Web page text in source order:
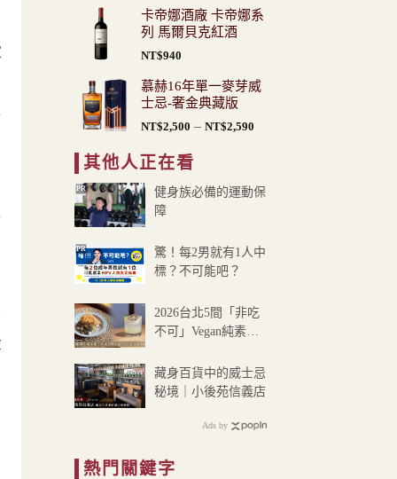
圍：
NT$420
NT$450
卡帝娜酒廠 卡帝娜系
列 馬爾貝克紅酒
NT$940
慕赫16年單一麥芽威
士忌-奢金典藏版
NT$2,500 – NT$2,590價
NT$2,500
其他人正在看
健身族必備的運動保
障
PR
驚！每2男就有1人中
標？不可能吧？
PR
2026台北5間「非吃
不可」Vegan純素餐
藏身百貨中的威士忌
秘境｜小後苑信義店
Ads by
熱門關鍵字